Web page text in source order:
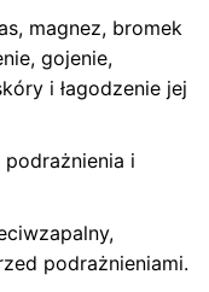
magnez, bromek
gojenie,
i łagodzenie jej
i
podrażnieniami.